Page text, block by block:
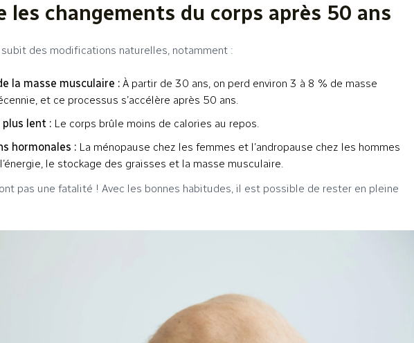
les changements du corps après 50 ans
des modifications naturelles, notamment :
la masse musculaire : À partir de 30 ans, on perd environ 3 à 8 % de masse
et ce processus s’accélère après 50 ans.
lent : Le corps brûle moins de calories au repos.
hormonales : La ménopause chez les femmes et l’andropause chez les hommes
le stockage des graisses et la masse musculaire.
pas une fatalité ! Avec les bonnes habitudes, il est possible de rester en pleine